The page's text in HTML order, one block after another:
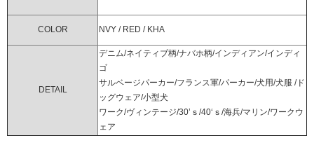
COLOR NVY / RED / KHA
DETAIL
デニム/ネイティブ柄/ナバホ柄/インディアン/インディ
ゴ
サルベージパーカー/フランス軍/パーカー/犬用/犬服 /ド
ッグウェア/小型犬
ワーク/ヴィンテージ/30’ｓ/40‘ｓ/海兵/マリン/ワークウ
ェア